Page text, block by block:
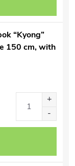
“Kyong”
150 cm, with